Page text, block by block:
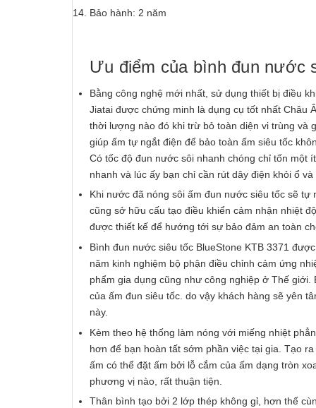
Bảo hành: 2 năm
Ưu điểm của bình đun nước
Bằng công nghệ mới nhất, sử dụng thiết bị điều
Jiatai được chứng minh là dụng cụ tốt nhất Châu
thời lượng nào đó khi trừ bỏ toàn diện vi trùng và
giúp ấm tự ngắt điện để bảo toàn ấm siêu tốc
Có tốc độ đun nước sôi nhanh chóng chỉ tốn một
nhanh và lúc ấy bạn chỉ cần rút dây điện khỏi ổ và
Khi nước đã nóng sôi ấm đun nước siêu tốc sẽ
cũng sở hữu cấu tạo điều khiển cảm nhận nhiệt
được thiết kế để hướng tới sự bảo đảm an toàn
Bình đun nước siêu tốc BlueStone KTB 3371
năm kinh nghiệm bộ phận điều chỉnh cảm ứng
phẩm gia dụng cũng như công nghiệp ở Thế
của ấm đun siêu tốc. do vậy khách hàng sẽ yên
này.
Kèm theo hệ thống làm nóng với miếng nhiệt
hơn để bạn hoàn tất sớm phần việc tại gia. Tạo
ấm có thể đặt ấm bởi lỗ cắm của ấm dạng tròn
phương vị nào, rất thuận tiện.
Thân bình tạo bởi 2 lớp thép không gỉ, hơn thế